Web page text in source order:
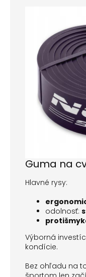
Guma na
Hlavné rysy:
odolnosť:
Výborná
kondície.
Bez ohľadu na